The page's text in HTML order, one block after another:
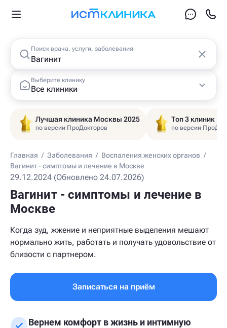
Поиск врача, услуги, заболевания
Выберите клинику
Все клиники
Лучшая клиника Москвы 2025
по версии ПроДокторов
Топ 3 клиник
по версии
Главная / Заболевания / Воспаления женских органов /
Вагинит - симптомы и лечение в Москве
29.12.2024 (Обновлено 24.07.2026)
Вагинит - симптомы и лечение в
Москве
Когда зуд, жжение и неприятные выделения мешают
нормально жить, работать и получать удовольствие от
близости с партнером.
Записаться на приём
Вернем комфорт в жизнь и интимную